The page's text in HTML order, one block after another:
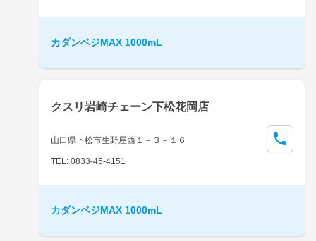
カダンベジMAX 1000mL
クスリ岩崎チェーン下松花岡店
山口県下松市生野屋西１－３－１６
TEL: 0833-45-4151
カダンベジMAX 1000mL